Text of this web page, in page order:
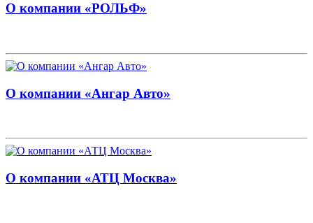
О компании «РОЛЬФ»
О компании «Ангар Авто»
О компании «АТЦ Москва»